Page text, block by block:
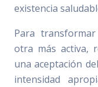
existencia
Para
otra más activa,
una aceptación
intensidad